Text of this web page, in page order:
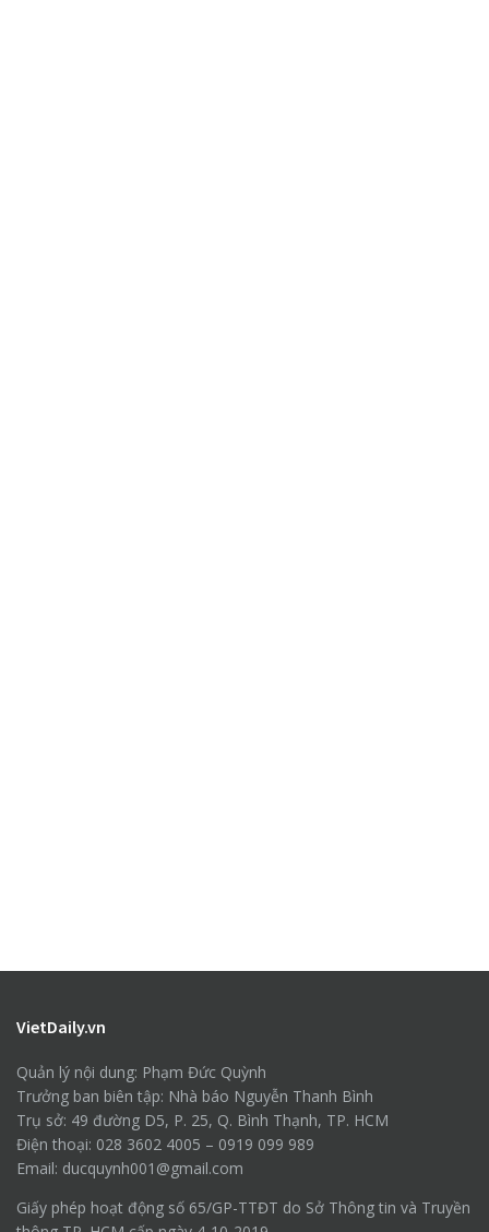
VietDaily.vn
Quản lý nội dung: Phạm Đức Quỳnh
Trưởng ban biên tập: Nhà báo Nguyễn Thanh Bình
Trụ sở: 49 đường D5, P. 25, Q. Bình Thạnh, TP. HCM
Điện thoại: 028 3602 4005 – 0919 099 989
Email: ducquynh001@gmail.com
Giấy phép hoạt động số 65/GP-TTĐT do Sở Thông tin và Truyền